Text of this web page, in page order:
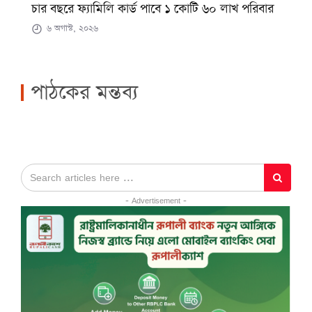
চার বছরে ফ্যামিলি কার্ড পাবে ১ কোটি ৬০ লাখ পরিবার
৬ অগাস্ট, ২০২৬
পাঠকের মন্তব্য
- Advertisement -